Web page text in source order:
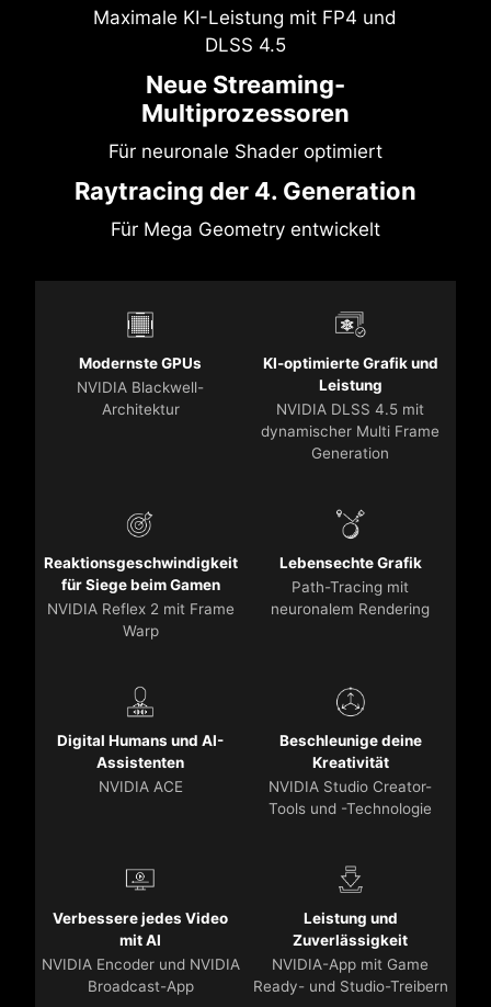
Maximale KI-Leistung mit FP4 und
DLSS 4.5
Neue Streaming-
Multiprozessoren
Für neuronale Shader optimiert
Raytracing der 4. Generation
Für Mega Geometry entwickelt
Modernste GPUs
NVIDIA Blackwell-
Architektur
KI-optimierte Grafik und
Leistung
NVIDIA DLSS 4.5 mit
dynamischer Multi Frame
Generation
Reaktionsgeschwindigkeit
für Siege beim Gamen
NVIDIA Reflex 2 mit Frame
Warp
Lebensechte Grafik
Path-Tracing mit
neuronalem Rendering
Digital Humans und AI-
Assistenten
NVIDIA ACE
Beschleunige deine
Kreativität
NVIDIA Studio Creator-
Tools und -Technologie
Verbessere jedes Video
mit AI
NVIDIA Encoder und NVIDIA
Broadcast-App
Leistung und
Zuverlässigkeit
NVIDIA-App mit Game
Ready- und Studio-Treibern